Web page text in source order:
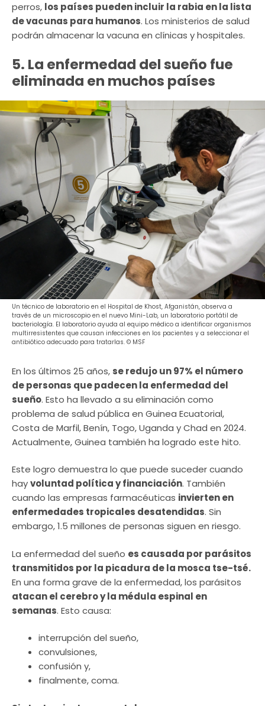
perros, los países pueden incluir la rabia en la lista
de vacunas para humanos. Los ministerios de salud
podrán almacenar la vacuna en clínicas y hospitales.
5. La enfermedad del sueño fue
eliminada en muchos países
Un técnico de laboratorio en el Hospital de Khost, Afganistán, observa a
través de un microscopio en el nuevo Mini-Lab, un laboratorio portátil de
bacteriología. El laboratorio ayuda al equipo médico a identificar organismos
multirresistentes que causan infecciones en los pacientes y a seleccionar el
antibiótico adecuado para tratarlas. © MSF
En los últimos 25 años, se redujo un 97% el número
de personas que padecen la enfermedad del
sueño. Esto ha llevado a su eliminación como
problema de salud pública en Guinea Ecuatorial,
Costa de Marfil, Benín, Togo, Uganda y Chad en 2024.
Actualmente, Guinea también ha logrado este hito.
Este logro demuestra lo que puede suceder cuando
hayvoluntad política y financiación. También
cuando las empresas farmacéuticas invierten en
enfermedades tropicales desatendidas. Sin
embargo, 1.5 millones de personas siguen en riesgo.
La enfermedad del sueño es causada por parásitos
transmitidos por la picadura de la mosca tse-tsé.
En una forma grave de la enfermedad, los parásitos
atacan el cerebro y la médula espinal en
semanas. Esto causa:
interrupción del sueño,
convulsiones,
confusión y,
finalmente, coma.